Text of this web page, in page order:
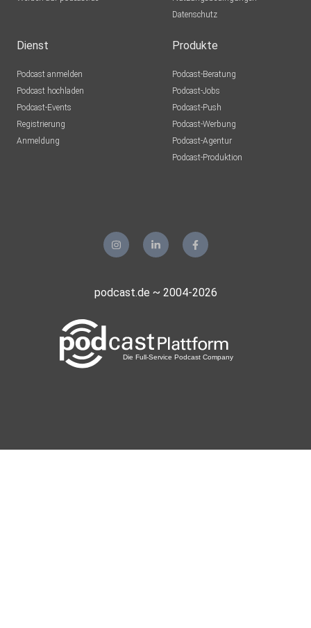
Datenschutz
Dienst
Podcast anmelden
Podcast hochladen
Podcast-Events
Registrierung
Anmeldung
Produkte
Podcast-Beratung
Podcast-Jobs
Podcast-Push
Podcast-Werbung
Podcast-Agentur
Podcast-Produktion
podcast.de ~ 2004-2026